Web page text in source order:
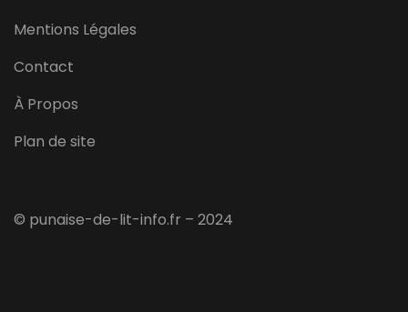
Mentions Légales
Contact
À Propos
Plan de site
© punaise-de-lit-info.fr – 2024